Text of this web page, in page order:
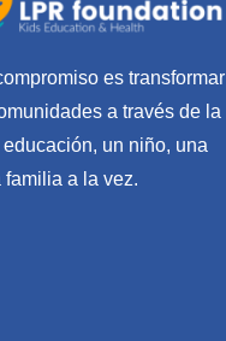
es transformar
a través de la
un niño, una
familia a la vez.